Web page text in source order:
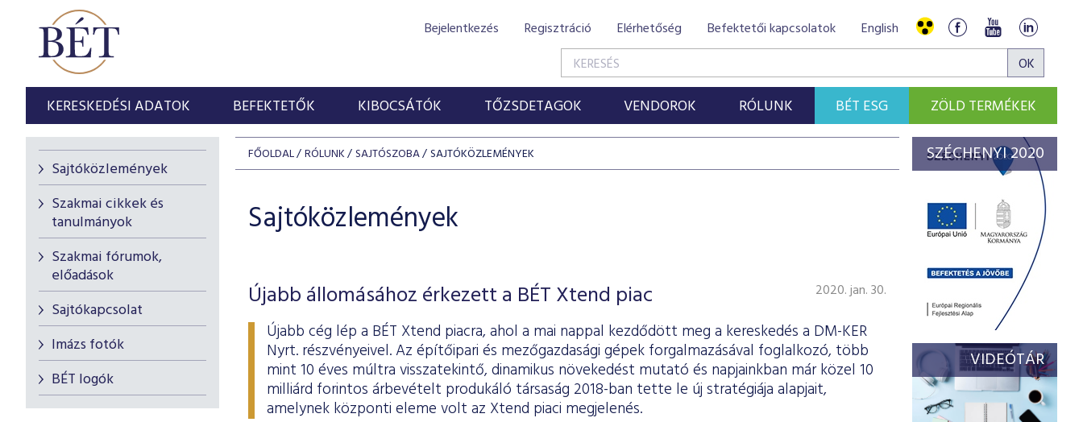
Bejelentkezés Regisztráció Elérhetőség Befektetői kapcsolatok English
KERESKEDÉSI ADATOK BEFEKTETŐK KIBOCSÁTÓK TŐZSDETAGOK VENDOROK RÓLUNK BÉT ESG ZÖLD TERMÉKEK
Sajtóközlemények
Szakmai cikkek és
tanulmányok
Szakmai fórumok,
előadások
Sajtókapcsolat
Imázs fotók
BÉT logók
FŐOLDAL RÓLUNK SAJTÓSZOBA SAJTÓKÖZLEMÉNYEK
Sajtóközlemények
Újabb állomásához érkezett a BÉT Xtend piac 2020. jan. 30.
Újabb cég lép a BÉT Xtend piacra, ahol a mai nappal kezdődött meg a kereskedés a DM-KER
Nyrt. részvényeivel. Az építőipari és mezőgazdasági gépek forgalmazásával foglalkozó, több
mint 10 éves múltra visszatekintő, dinamikus növekedést mutató és napjainkban már közel 10
milliárd forintos árbevételt produkáló társaság 2018-ban tette le új stratégiája alapjait,
amelynek központi eleme volt az Xtend piaci megjelenés.
SZÉCHENYI 2020
VIDEÓTÁR